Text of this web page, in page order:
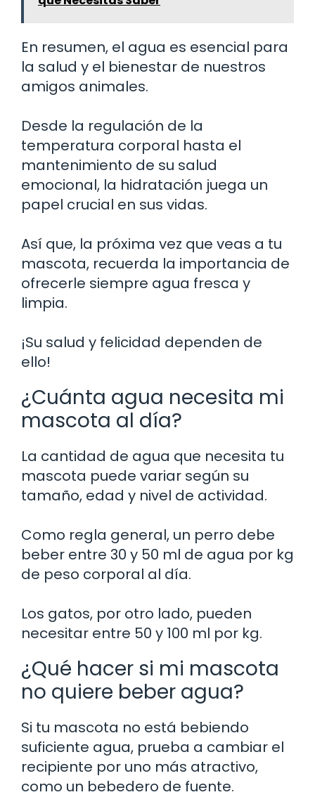
En resumen, el agua es esencial para
la salud y el bienestar de nuestros
amigos animales.
Desde la regulación de la
temperatura corporal hasta el
mantenimiento de su salud
emocional, la hidratación juega un
papel crucial en sus vidas.
Así que, la próxima vez que veas a tu
mascota, recuerda la importancia de
ofrecerle siempre agua fresca y
limpia.
¡Su salud y felicidad dependen de
ello!
¿Cuánta agua necesita mi
mascota al día?
La cantidad de agua que necesita tu
mascota puede variar según su
tamaño, edad y nivel de actividad.
Como regla general, un perro debe
beber entre 30 y 50 ml de agua por kg
de peso corporal al día.
Los gatos, por otro lado, pueden
necesitar entre 50 y 100 ml por kg.
¿Qué hacer si mi mascota
no quiere beber agua?
Si tu mascota no está bebiendo
suficiente agua, prueba a cambiar el
recipiente por uno más atractivo,
como un bebedero de fuente.